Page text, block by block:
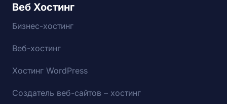
Веб Хостинг
Бизнес-хостинг
Веб-хостинг
Хостинг WordPress
Создатель веб-сайтов – хостинг